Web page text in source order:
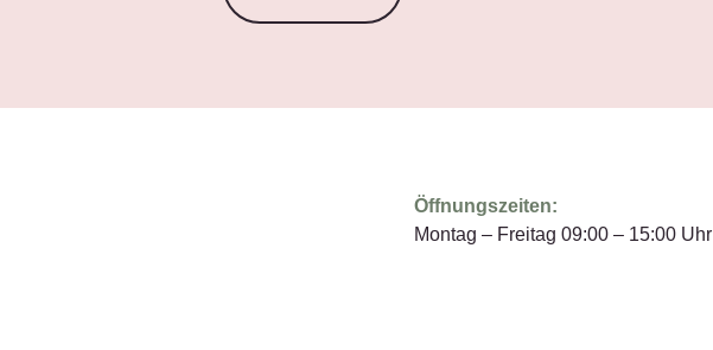
Öffnungszeiten:
Montag – Freitag 09:00 – 15:00 Uhr